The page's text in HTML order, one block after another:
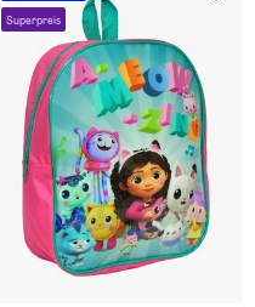
Superpreis